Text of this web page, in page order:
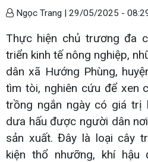
Ngọc Trang | 29/05/2025 -
Thực hiện chủ trương đa
triển kinh tế nông nghiệp,
dân xã Hướng Phùng,
tìm tòi, nghiên cứu để xen
trồng ngắn ngày có giá trị
dưa hấu được người dân
sản xuất. Đây là loại cây
kiện thổ nhưỡng, khí hậu